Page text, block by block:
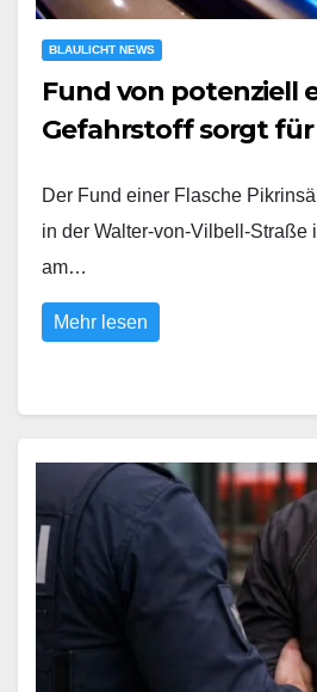
BLAULICHT NEWS
Fund von potenziell
Gefahrstoff sorgt für
Der Fund einer Flasche
in der Walter-von-Vilbell-Straße
am…
Mehr lesen